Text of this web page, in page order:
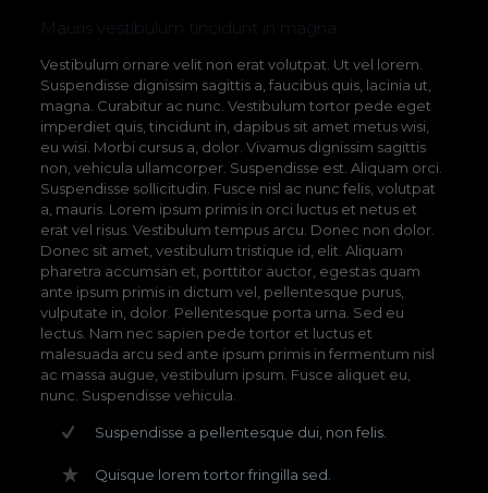
Mauris vestibulum tincidunt in magna
Vestibulum ornare velit non erat volutpat. Ut vel lorem.
Suspendisse dignissim sagittis a, faucibus quis, lacinia ut,
magna. Curabitur ac nunc. Vestibulum tortor pede eget
imperdiet quis, tincidunt in, dapibus sit amet metus wisi,
eu wisi. Morbi cursus a, dolor. Vivamus dignissim sagittis
non, vehicula ullamcorper. Suspendisse est. Aliquam orci.
Suspendisse sollicitudin. Fusce nisl ac nunc felis, volutpat
a, mauris. Lorem ipsum primis in orci luctus et netus et
erat vel risus. Vestibulum tempus arcu. Donec non dolor.
Donec sit amet, vestibulum tristique id, elit. Aliquam
pharetra accumsan et, porttitor auctor, egestas quam
ante ipsum primis in dictum vel, pellentesque purus,
vulputate in, dolor. Pellentesque porta urna. Sed eu
lectus. Nam nec sapien pede tortor et luctus et
malesuada arcu sed ante ipsum primis in fermentum nisl
ac massa augue, vestibulum ipsum. Fusce aliquet eu,
nunc. Suspendisse vehicula.
Suspendisse a pellentesque dui, non felis.
Quisque lorem tortor fringilla sed.